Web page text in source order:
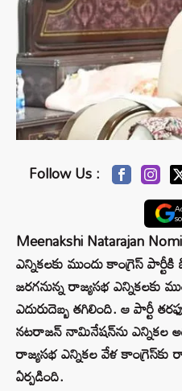
Follow Us :
Meenakshi Natarajan
ఎన్నికలకు ముందు కాంగ్రెస్‌
జరగనున్న రాజ్యసభ ఎన్నికలకు
ఎదురుదెబ్బ తగిలింది. ఆ పార్టీ
నటరాజన్ నామినేషన్‌ను ఎన్నికల
రాజ్యసభ ఎన్నికల వేళ
ఏర్పడింది.